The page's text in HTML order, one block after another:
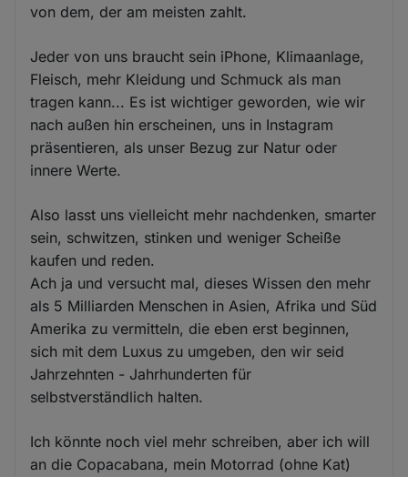
von dem, der am meisten zahlt.
Jeder von uns braucht sein iPhone, Klimaanlage,
Fleisch, mehr Kleidung und Schmuck als man
tragen kann... Es ist wichtiger geworden, wie wir
nach außen hin erscheinen, uns in Instagram
präsentieren, als unser Bezug zur Natur oder
innere Werte.
Also lasst uns vielleicht mehr nachdenken, smarter
sein, schwitzen, stinken und weniger Scheiße
kaufen und reden.
Ach ja und versucht mal, dieses Wissen den mehr
als 5 Milliarden Menschen in Asien, Afrika und Süd
Amerika zu vermitteln, die eben erst beginnen,
sich mit dem Luxus zu umgeben, den wir seid
Jahrzehnten - Jahrhunderten für
selbstverständlich halten.
Ich könnte noch viel mehr schreiben, aber ich will
an die Copacabana, mein Motorrad (ohne Kat)